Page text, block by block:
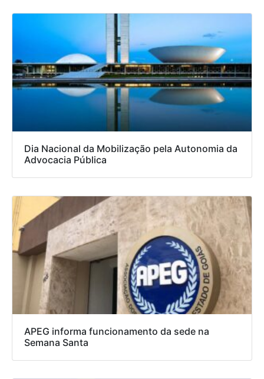
Dia Nacional da Mobilização pela Autonomia da
Advocacia Pública
APEG informa funcionamento da sede na
Semana Santa